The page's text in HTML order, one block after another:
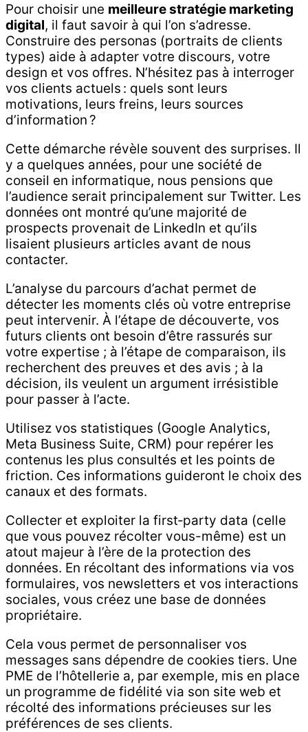
Pour choisir une meilleure stratégie marketing
digital, il faut savoir à qui l’on s’adresse.
Construire des personas (portraits de clients
types) aide à adapter votre discours, votre
design et vos offres. N’hésitez pas à interroger
vos clients actuels : quels sont leurs
motivations, leurs freins, leurs sources
d’information ?
Cette démarche révèle souvent des surprises. Il
y a quelques années, pour une société de
conseil en informatique, nous pensions que
l’audience serait principalement sur Twitter. Les
données ont montré qu’une majorité de
prospects provenait de LinkedIn et qu’ils
lisaient plusieurs articles avant de nous
contacter.
L’analyse du parcours d’achat permet de
détecter les moments clés où votre entreprise
peut intervenir. À l’étape de découverte, vos
futurs clients ont besoin d’être rassurés sur
votre expertise ; à l’étape de comparaison, ils
recherchent des preuves et des avis ; à la
décision, ils veulent un argument irrésistible
pour passer à l’acte.
Utilisez vos statistiques (Google Analytics,
Meta Business Suite, CRM) pour repérer les
contenus les plus consultés et les points de
friction. Ces informations guideront le choix des
canaux et des formats.
Collecter et exploiter la first‑party data (celle
que vous pouvez récolter vous-même) est un
atout majeur à l’ère de la protection des
données. En récoltant des informations via vos
formulaires, vos newsletters et vos interactions
sociales, vous créez une base de données
propriétaire.
Cela vous permet de personnaliser vos
messages sans dépendre de cookies tiers. Une
PME de l’hôtellerie a, par exemple, mis en place
un programme de fidélité via son site web et
récolté des informations précieuses sur les
préférences de ses clients.